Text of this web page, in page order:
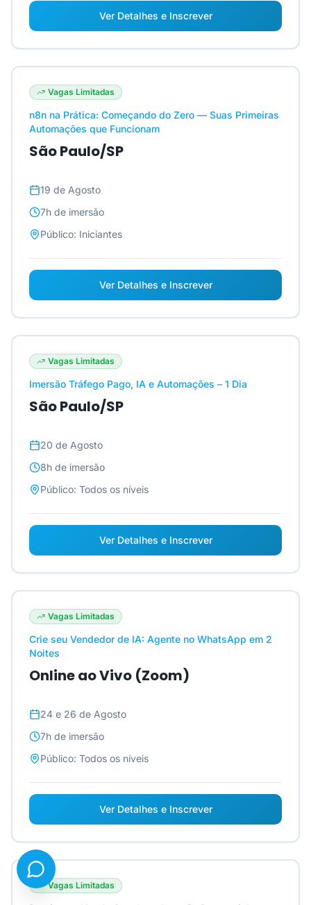
Ver Detalhes e Inscrever
Vagas Limitadas
n8n na Prática: Começando do Zero — Suas Primeiras
Automações que Funcionam
São Paulo/SP
19 de Agosto
7h de imersão
Público: Iniciantes
Ver Detalhes e Inscrever
Vagas Limitadas
Imersão Tráfego Pago, IA e Automações – 1 Dia
São Paulo/SP
20 de Agosto
8h de imersão
Público: Todos os níveis
Ver Detalhes e Inscrever
Vagas Limitadas
Crie seu Vendedor de IA: Agente no WhatsApp em 2
Noites
Online ao Vivo (Zoom)
24 e 26 de Agosto
7h de imersão
Público: Todos os níveis
Ver Detalhes e Inscrever
Vagas Limitadas